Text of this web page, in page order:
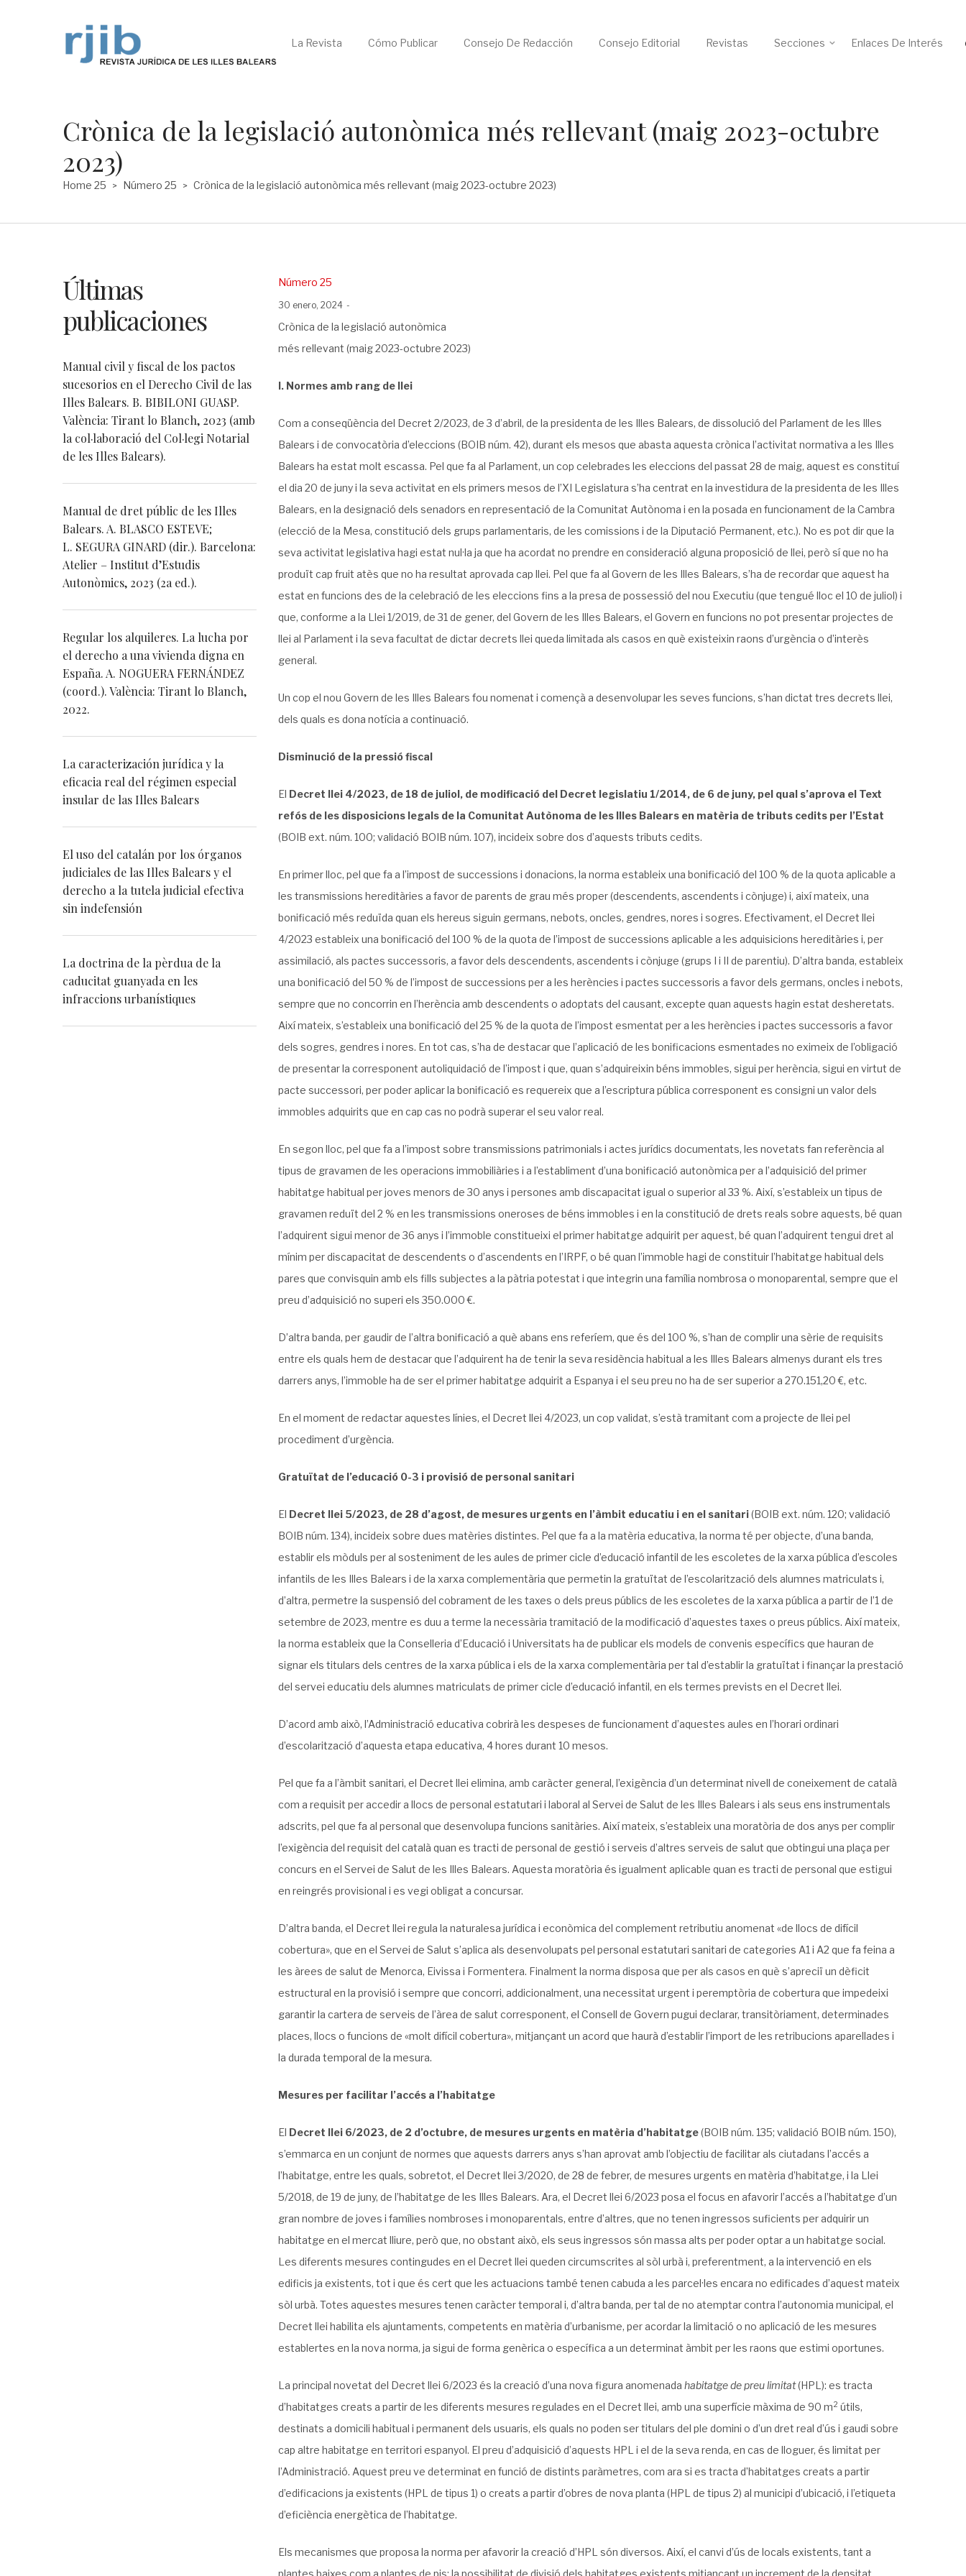
La Revista Cómo Publicar Consejo De Redacción Consejo Editorial Revistas Secciones Enlaces De Interés
Crònica de la legislació autonòmica més rellevant (maig 2023-octubre
2023)
Home 25 > Número 25 > Crònica de la legislació autonòmica més rellevant (maig 2023-octubre 2023)
Posted
in
Número 25
Posted
30 enero, 2024
Crònica de la legislació autonòmica
més rellevant (maig 2023-octubre 2023)
I. Normes amb rang de llei
Com a conseqüència del Decret 2/2023, de 3 d’abril, de la presidenta de les Illes Balears, de dissolució del Parlament de les Illes
Balears i de convocatòria d’eleccions (BOIB núm. 42), durant els mesos que abasta aquesta crònica l’activitat normativa a les Illes
Balears ha estat molt escassa. Pel que fa al Parlament, un cop celebrades les eleccions del passat 28 de maig, aquest es constituí
el dia 20 de juny i la seva activitat en els primers mesos de l’XI Legislatura s’ha centrat en la investidura de la presidenta de les Illes
Balears, en la designació dels senadors en representació de la Comunitat Autònoma i en la posada en funcionament de la Cambra
(elecció de la Mesa, constitució dels grups parlamentaris, de les comissions i de la Diputació Permanent, etc.). No es pot dir que la
seva activitat legislativa hagi estat nul·la ja que ha acordat no prendre en consideració alguna proposició de llei, però sí que no ha
produït cap fruit atès que no ha resultat aprovada cap llei. Pel que fa al Govern de les Illes Balears, s’ha de recordar que aquest ha
estat en funcions des de la celebració de les eleccions fins a la presa de possessió del nou Executiu (que tengué lloc el 10 de juliol) i
que, conforme a la Llei 1/2019, de 31 de gener, del Govern de les Illes Balears, el Govern en funcions no pot presentar projectes de
llei al Parlament i la seva facultat de dictar decrets llei queda limitada als casos en què existeixin raons d’urgència o d’interès
general.
Un cop el nou Govern de les Illes Balears fou nomenat i començà a desenvolupar les seves funcions, s’han dictat tres decrets llei,
dels quals es dona notícia a continuació.
Disminució de la pressió fiscal
El Decret llei 4/2023, de 18 de juliol, de modificació del Decret legislatiu 1/2014, de 6 de juny, pel qual s’aprova el Text
refós de les disposicions legals de la Comunitat Autònoma de les Illes Balears en matèria de tributs cedits per l’Estat
(BOIB ext. núm. 100; validació BOIB núm. 107), incideix sobre dos d’aquests tributs cedits.
En primer lloc, pel que fa a l’impost de successions i donacions, la norma estableix una bonificació del 100 % de la quota aplicable a
les transmissions hereditàries a favor de parents de grau més proper (descendents, ascendents i cònjuge) i, així mateix, una
bonificació més reduïda quan els hereus siguin germans, nebots, oncles, gendres, nores i sogres. Efectivament, el Decret llei
4/2023 estableix una bonificació del 100 % de la quota de l’impost de successions aplicable a les adquisicions hereditàries i, per
assimilació, als pactes successoris, a favor dels descendents, ascendents i cònjuge (grups I i II de parentiu). D’altra banda, estableix
una bonificació del 50 % de l’impost de successions per a les herències i pactes successoris a favor dels germans, oncles i nebots,
sempre que no concorrin en l’herència amb descendents o adoptats del causant, excepte quan aquests hagin estat desheretats.
Així mateix, s’estableix una bonificació del 25 % de la quota de l’impost esmentat per a les herències i pactes successoris a favor
dels sogres, gendres i nores. En tot cas, s’ha de destacar que l’aplicació de les bonificacions esmentades no eximeix de l’obligació
de presentar la corresponent autoliquidació de l’impost i que, quan s’adquireixin béns immobles, sigui per herència, sigui en virtut de
pacte successori, per poder aplicar la bonificació es requereix que a l’escriptura pública corresponent es consigni un valor dels
immobles adquirits que en cap cas no podrà superar el seu valor real.
En segon lloc, pel que fa a l’impost sobre transmissions patrimonials i actes jurídics documentats, les novetats fan referència al
tipus de gravamen de les operacions immobiliàries i a l’establiment d’una bonificació autonòmica per a l’adquisició del primer
habitatge habitual per joves menors de 30 anys i persones amb discapacitat igual o superior al 33 %. Així, s’estableix un tipus de
gravamen reduït del 2 % en les transmissions oneroses de béns immobles i en la constitució de drets reals sobre aquests, bé quan
l’adquirent sigui menor de 36 anys i l’immoble constitueixi el primer habitatge adquirit per aquest, bé quan l’adquirent tengui dret al
mínim per discapacitat de descendents o d’ascendents en l’IRPF, o bé quan l’immoble hagi de constituir l’habitatge habitual dels
pares que convisquin amb els fills subjectes a la pàtria potestat i que integrin una família nombrosa o monoparental, sempre que el
preu d’adquisició no superi els 350.000 €.
D’altra banda, per gaudir de l’altra bonificació a què abans ens referíem, que és del 100 %, s’han de complir una sèrie de requisits
entre els quals hem de destacar que l’adquirent ha de tenir la seva residència habitual a les Illes Balears almenys durant els tres
darrers anys, l’immoble ha de ser el primer habitatge adquirit a Espanya i el seu preu no ha de ser superior a 270.151,20 €, etc.
En el moment de redactar aquestes línies, el Decret llei 4/2023, un cop validat, s’està tramitant com a projecte de llei pel
procediment d’urgència.
Gratuïtat de l’educació 0-3 i provisió de personal sanitari
El Decret llei 5/2023, de 28 d’agost, de mesures urgents en l’àmbit educatiu i en el sanitari(BOIB ext. núm. 120; validació
BOIB núm. 134), incideix sobre dues matèries distintes. Pel que fa a la matèria educativa, la norma té per objecte, d’una banda,
establir els mòduls per al sosteniment de les aules de primer cicle d’educació infantil de les escoletes de la xarxa pública d’escoles
infantils de les Illes Balears i de la xarxa complementària que permetin la gratuïtat de l’escolarització dels alumnes matriculats i,
d’altra, permetre la suspensió del cobrament de les taxes o dels preus públics de les escoletes de la xarxa pública a partir de l’1 de
setembre de 2023, mentre es duu a terme la necessària tramitació de la modificació d’aquestes taxes o preus públics. Així mateix,
la norma estableix que la Conselleria d’Educació i Universitats ha de publicar els models de convenis específics que hauran de
signar els titulars dels centres de la xarxa pública i els de la xarxa complementària per tal d’establir la gratuïtat i finançar la prestació
del servei educatiu dels alumnes matriculats de primer cicle d’educació infantil, en els termes prevists en el Decret llei.
D’acord amb això, l’Administració educativa cobrirà les despeses de funcionament d’aquestes aules en l’horari ordinari
d’escolarització d’aquesta etapa educativa, 4 hores durant 10 mesos.
Pel que fa a l’àmbit sanitari, el Decret llei elimina, amb caràcter general, l’exigència d’un determinat nivell de coneixement de català
com a requisit per accedir a llocs de personal estatutari i laboral al Servei de Salut de les Illes Balears i als seus ens instrumentals
adscrits, pel que fa al personal que desenvolupa funcions sanitàries. Així mateix, s’estableix una moratòria de dos anys per complir
l’exigència del requisit del català quan es tracti de personal de gestió i serveis d’altres serveis de salut que obtingui una plaça per
concurs en el Servei de Salut de les Illes Balears. Aquesta moratòria és igualment aplicable quan es tracti de personal que estigui
en reingrés provisional i es vegi obligat a concursar.
D’altra banda, el Decret llei regula la naturalesa jurídica i econòmica del complement retributiu anomenat «de llocs de difícil
cobertura», que en el Servei de Salut s’aplica als desenvolupats pel personal estatutari sanitari de categories A1 i A2 que fa feina a
les àrees de salut de Menorca, Eivissa i Formentera. Finalment la norma disposa que per als casos en què s’apreciï un dèficit
estructural en la provisió i sempre que concorri, addicionalment, una necessitat urgent i peremptòria de cobertura que impedeixi
garantir la cartera de serveis de l’àrea de salut corresponent, el Consell de Govern pugui declarar, transitòriament, determinades
places, llocs o funcions de «molt difícil cobertura», mitjançant un acord que haurà d’establir l’import de les retribucions aparellades i
la durada temporal de la mesura.
Mesures per facilitar l’accés a l’habitatge
El Decret llei 6/2023, de 2 d’octubre, de mesures urgents en matèria d’habitatge(BOIB núm. 135; validació BOIB núm. 150),
s’emmarca en un conjunt de normes que aquests darrers anys s’han aprovat amb l’objectiu de facilitar als ciutadans l’accés a
l’habitatge, entre les quals, sobretot, el Decret llei 3/2020, de 28 de febrer, de mesures urgents en matèria d’habitatge, i la Llei
5/2018, de 19 de juny, de l’habitatge de les Illes Balears. Ara, el Decret llei 6/2023 posa el focus en afavorir l’accés a l’habitatge d’un
gran nombre de joves i famílies nombroses i monoparentals, entre d’altres, que no tenen ingressos suficients per adquirir un
habitatge en el mercat lliure, però que, no obstant això, els seus ingressos són massa alts per poder optar a un habitatge social.
Les diferents mesures contingudes en el Decret llei queden circumscrites al sòl urbà i, preferentment, a la intervenció en els
edificis ja existents, tot i que és cert que les actuacions també tenen cabuda a les parcel·les encara no edificades d’aquest mateix
sòl urbà. Totes aquestes mesures tenen caràcter temporal i, d’altra banda, per tal de no atemptar contra l’autonomia municipal, el
Decret llei habilita els ajuntaments, competents en matèria d’urbanisme, per acordar la limitació o no aplicació de les mesures
establertes en la nova norma, ja sigui de forma genèrica o específica a un determinat àmbit per les raons que estimi oportunes.
La principal novetat del Decret llei 6/2023 és la creació d’una nova figura anomenada habitatge de preu limitat(HPL): es tracta
d’habitatges creats a partir de les diferents mesures regulades en el Decret llei, amb una superfície màxima de 90 m2 útils,
destinats a domicili habitual i permanent dels usuaris, els quals no poden ser titulars del ple domini o d’un dret real d’ús i gaudi sobre
cap altre habitatge en territori espanyol. El preu d’adquisició d’aquests HPL i el de la seva renda, en cas de lloguer, és limitat per
l’Administració. Aquest preu ve determinat en funció de distints paràmetres, com ara si es tracta d’habitatges creats a partir
d’edificacions ja existents (HPL de tipus 1) o creats a partir d’obres de nova planta (HPL de tipus 2) al municipi d’ubicació, i l’etiqueta
d’eficiència energètica de l’habitatge.
Els mecanismes que proposa la norma per afavorir la creació d’HPL són diversos. Així, el canvi d’ús de locals existents, tant a
plantes baixes com a plantes de pis; la possibilitat de divisió dels habitatges existents mitjançant un increment de la densitat
Últimas
publicaciones
Manual civil y fiscal de los pactos
sucesorios en el Derecho Civil de las
Illes Balears. B. BIBILONI GUASP.
València: Tirant lo Blanch, 2023 (amb
la col·laboració del Col·legi Notarial
de les Illes Balears).
Manual de dret públic de les Illes
Balears. A. BLASCO ESTEVE;
L. SEGURA GINARD (dir.). Barcelona:
Atelier – Institut d’Estudis
Autonòmics, 2023 (2a ed.).
Regular los alquileres. La lucha por
el derecho a una vivienda digna en
España. A. NOGUERA FERNÁNDEZ
(coord.). València: Tirant lo Blanch,
2022.
La caracterización jurídica y la
eficacia real del régimen especial
insular de las Illes Balears
El uso del catalán por los órganos
judiciales de las Illes Balears y el
derecho a la tutela judicial efectiva
sin indefensión
La doctrina de la pèrdua de la
caducitat guanyada en les
infraccions urbanístiques